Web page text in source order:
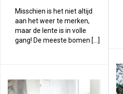
Misschien is het niet altijd
aan het weer te merken,
maar de lente is in volle
gang! De meeste bomen […]